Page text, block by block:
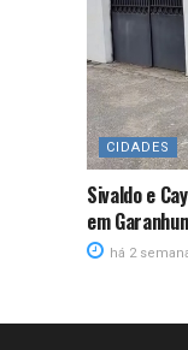
CIDADES
Sivaldo e
em
há 2